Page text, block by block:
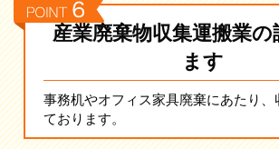
産業廃棄物収集運搬業の
ます
事務机やオフィス家具廃棄にあたり、
ております。